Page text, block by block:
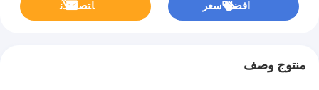
افضل سعر ﺎﺘﺼﻟ ﺍﻶﻧ
منتوج وصف